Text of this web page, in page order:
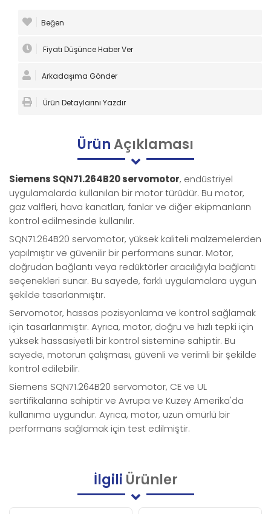
Beğen
Fiyatı Düşünce Haber Ver
Arkadaşıma Gönder
Ürün Detaylarını Yazdır
ÜrünAçıklaması
Siemens SQN71.264B20 servomotor, endüstriyel
uygulamalarda kullanılan bir motor türüdür. Bu motor,
gaz valfleri, hava kanatları, fanlar ve diğer ekipmanların
kontrol edilmesinde kullanılır.
SQN71.264B20 servomotor, yüksek kaliteli malzemelerden
yapılmıştır ve güvenilir bir performans sunar. Motor,
doğrudan bağlantı veya redüktörler aracılığıyla bağlantı
seçenekleri sunar. Bu sayede, farklı uygulamalara uygun
şekilde tasarlanmıştır.
Servomotor, hassas pozisyonlama ve kontrol sağlamak
için tasarlanmıştır. Ayrıca, motor, doğru ve hızlı tepki için
yüksek hassasiyetli bir kontrol sistemine sahiptir. Bu
sayede, motorun çalışması, güvenli ve verimli bir şekilde
kontrol edilebilir.
Siemens SQN71.264B20 servomotor, CE ve UL
sertifikalarına sahiptir ve Avrupa ve Kuzey Amerika'da
kullanıma uygundur. Ayrıca, motor, uzun ömürlü bir
performans sağlamak için test edilmiştir.
İlgili Ürünler